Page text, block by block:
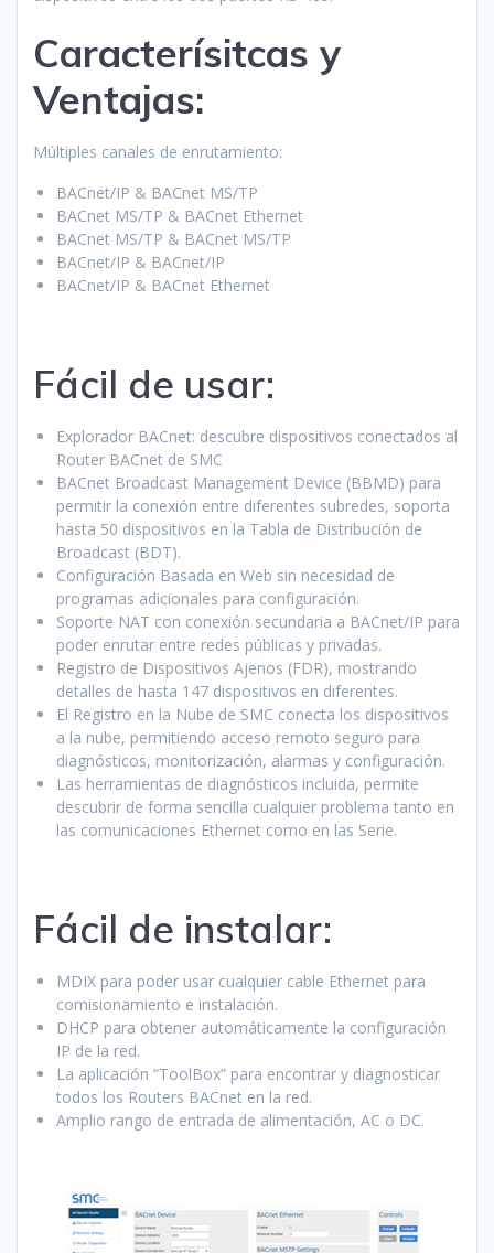
Caracterísitcas y
Ventajas:
Múltiples canales de enrutamiento:
BACnet/IP & BACnet MS/TP
BACnet MS/TP & BACnet Ethernet
BACnet MS/TP & BACnet MS/TP
BACnet/IP & BACnet/IP
BACnet/IP & BACnet Ethernet
Fácil de usar:
Explorador BACnet: descubre dispositivos conectados al
Router BACnet de SMC
BACnet Broadcast Management Device (BBMD) para
permitir la conexión entre diferentes subredes, soporta
hasta 50 dispositivos en la Tabla de Distribución de
Broadcast (BDT).
Configuración Basada en Web sin necesidad de
programas adicionales para configuración.
Soporte NAT con conexión secundaria a BACnet/IP para
poder enrutar entre redes públicas y privadas.
Registro de Dispositivos Ajenos (FDR), mostrando
detalles de hasta 147 dispositivos en diferentes.
El Registro en la Nube de SMC conecta los dispositivos
a la nube, permitiendo acceso remoto seguro para
diagnósticos, monitorización, alarmas y configuración.
Las herramientas de diagnósticos incluida, permite
descubrir de forma sencilla cualquier problema tanto en
las comunicaciones Ethernet como en las Serie.
Fácil de instalar:
MDIX para poder usar cualquier cable Ethernet para
comisionamiento e instalación.
DHCP para obtener automáticamente la configuración
IP de la red.
La aplicación “ToolBox” para encontrar y diagnosticar
todos los Routers BACnet en la red.
Amplio rango de entrada de alimentación, AC o DC.